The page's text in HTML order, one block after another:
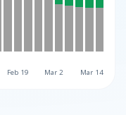
Feb 19 Mar 2 Mar 14